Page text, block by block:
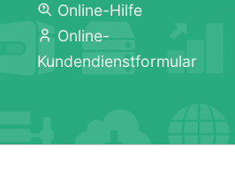
Online-Hilfe
Online-
Kundendienstformular